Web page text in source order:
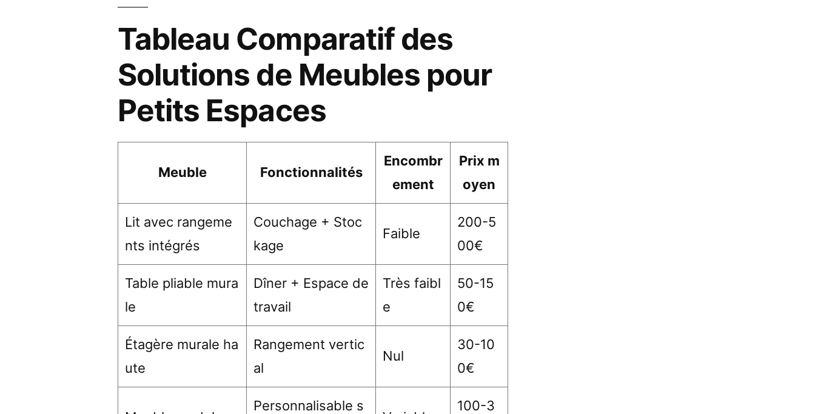
Tableau Comparatif des
Solutions de Meubles pour
Petits Espaces
Meuble Fonctionnalités
Encombr
ement
Prix m
oyen
Lit avec rangeme
nts intégrés
Couchage + Stoc
kage
Faible
200-5
00€
Table pliable mura
le
Dîner + Espace de
travail
Très faibl
e
50-15
0€
Étagère murale ha
ute
Rangement vertic
al
Nul
30-10
0€
Personnalisable s 100-3